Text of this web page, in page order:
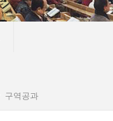
구역공과